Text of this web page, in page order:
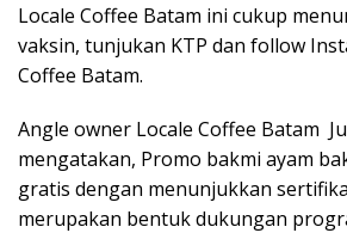
Locale Coffee Batam ini cukup
vaksin, tunjukan KTP dan follow
Coffee Batam.
Angle owner Locale Coffee Batam
mengatakan, Promo bakmi ayam
gratis dengan menunjukkan
merupakan bentuk dukungan